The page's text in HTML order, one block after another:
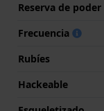
Reserva de poder
Frecuencia
Rubíes
Hackeable